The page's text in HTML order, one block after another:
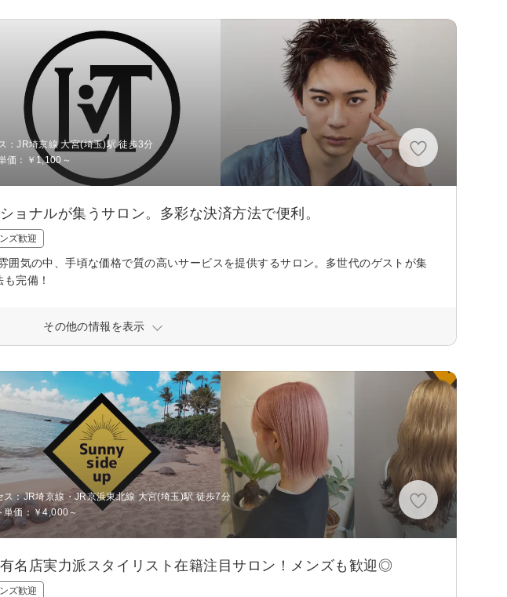
：JR埼京線 大宮(埼玉)駅 徒歩3分
価：
￥1,100～
ョナルが集うサロン。多彩な決済方法で便利。
ズ歓迎
囲気の中、手頃な価格で質の高いサービスを提供するサロン。多世代のゲストが集
完備！
その他の情報を表示
ス：JR埼京線・JR京浜東北線 大宮(埼玉)駅 徒歩7分
単価：￥4,000～
名店実力派スタイリスト在籍注目サロン！メンズも歓迎◎
ズ歓迎